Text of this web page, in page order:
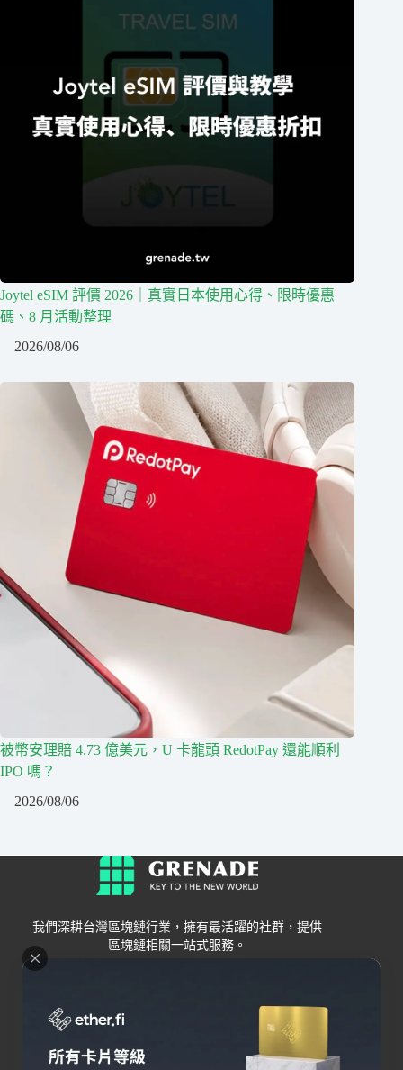
Joytel eSIM 評價 2026｜真實日本使用心得、限時優惠
碼、8 月活動整理
2026/08/06
被幣安理賠 4.73 億美元，U 卡龍頭 RedotPay 還能順利
IPO 嗎？
2026/08/06
我們深耕台灣區塊鏈行業，擁有最活躍的社群，提供
區塊鏈相關一站式服務。
Grenade
關於我們
聯絡我們
交易所